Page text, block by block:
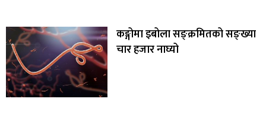
कङ्गोमा इबोला सङ्क्रमितको सङ्ख्या
चार हजार नाघ्यो